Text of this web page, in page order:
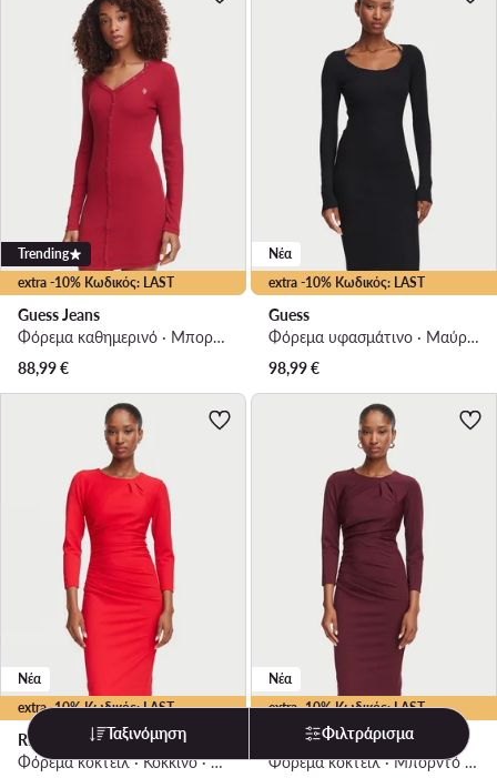
extra -10% Κωδικός: LAST
Trending
Guess Jeans
Φόρεμα καθημερινό · Μπορντό · Mini
88,99€
extra -10% Κωδικός: LAST
Νέα
Guess
Φόρεμα υφασμάτινο · Μαύρο · Mini
98,99€
extra -10% Κωδικός: LAST
Νέα
Rinascimento
Φόρεμα κοκτέιλ · Κόκκινο · Midi
extra -10% Κωδικός: LAST
Νέα
Rinascimento
Φόρεμα κοκτέιλ · Μπορντό · Midi
Ταξινόμηση Φιλτράρισμα